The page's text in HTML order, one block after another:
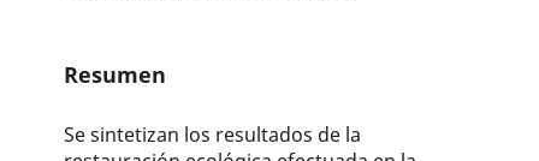
Resumen
Se sintetizan los resultados de la